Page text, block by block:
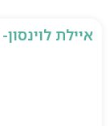
איילת